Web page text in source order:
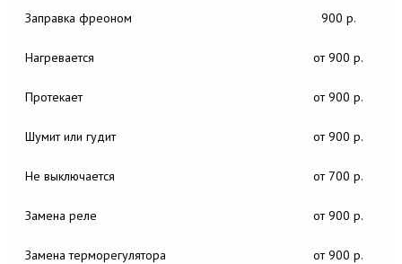
Заправка фреоном 900 р.
Нагревается от 900 р.
Протекает от 900 р.
Шумит или гудит от 900 р.
Не выключается от 700 р.
Замена реле от 900 р.
Замена терморегулятора от 900 р.